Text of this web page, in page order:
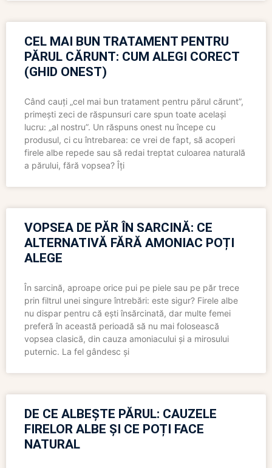
CEL MAI BUN TRATAMENT PENTRU
PĂRUL CĂRUNT: CUM ALEGI CORECT
(GHID ONEST)
Când cauți „cel mai bun tratament pentru părul cărunt”,
primești zeci de răspunsuri care spun toate același
lucru: „al nostru”. Un răspuns onest nu începe cu
produsul, ci cu întrebarea: ce vrei de fapt, să acoperi
firele albe repede sau să redai treptat culoarea naturală
a părului, fără vopsea? Îți
VOPSEA DE PĂR ÎN SARCINĂ: CE
ALTERNATIVĂ FĂRĂ AMONIAC POȚI
ALEGE
În sarcină, aproape orice pui pe piele sau pe păr trece
prin filtrul unei singure întrebări: este sigur? Firele albe
nu dispar pentru că ești însărcinată, dar multe femei
preferă în această perioadă să nu mai folosească
vopsea clasică, din cauza amoniacului și a mirosului
puternic. La fel gândesc și
DE CE ALBEȘTE PĂRUL: CAUZELE
FIRELOR ALBE ȘI CE POȚI FACE
NATURAL